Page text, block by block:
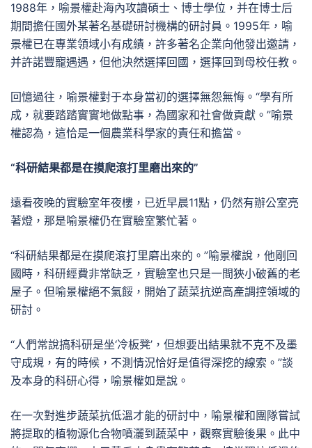
1988年，喻景權赴海內攻讀碩士、博士學位，并在博士后
期間擔任國外某著名基礎研討機構的研討員。1995年，喻
景權已在專業領域小有成績，許多著名企業向他發出邀請，
并許諾豐寵遇遇，但他決然選擇回國，選擇回到母校任教。
回憶過往，喻景權對于本身當初的選擇無怨無悔。“學有所
成，就要踏踏實實地做點事，為國家和社會做貢獻。”喻景
權認為，這恰是一個農業科學家的責任和擔當。
“科研結果都是在摸爬滾打里磨出來的”
遠看夜晚的實驗室年夜樓，已近早晨11點，仍然有辦公室亮
著燈，那是喻景權仍在實驗室繁忙著。
“科研結果都是在摸爬滾打里磨出來的。”喻景權說，他剛回
國時，科研經費非常缺乏，實驗室也只是一間狹小破舊的老
屋子。但喻景權絕不氣餒，開始了蔬菜抗逆高產調控領域的
研討。
“人們常說搞科研是坐‘冷板凳’，但想要出結果就不克不及墨
守成規，有的時候，不測情況恰好是值得深挖的線索。”談
及本身的科研心得，喻景權如是說。
在一次對進步蔬菜抗低溫才能的研討中，喻景權和團隊嘗試
將提取的植物源化合物噴灑到蔬菜中，觀察實驗後果。此中